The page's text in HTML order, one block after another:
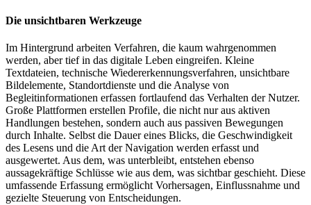
Die unsichtbaren Werkzeuge
Im Hintergrund arbeiten Verfahren, die kaum wahrgenommen
werden, aber tief in das digitale Leben eingreifen. Kleine
Textdateien, technische Wiedererkennungsverfahren, unsichtbare
Bildelemente, Standortdienste und die Analyse von
Begleitinformationen erfassen fortlaufend das Verhalten der Nutzer.
Große Plattformen erstellen Profile, die nicht nur aus aktiven
Handlungen bestehen, sondern auch aus passiven Bewegungen
durch Inhalte. Selbst die Dauer eines Blicks, die Geschwindigkeit
des Lesens und die Art der Navigation werden erfasst und
ausgewertet. Aus dem, was unterbleibt, entstehen ebenso
aussagekräftige Schlüsse wie aus dem, was sichtbar geschieht. Diese
umfassende Erfassung ermöglicht Vorhersagen, Einflussnahme und
gezielte Steuerung von Entscheidungen.